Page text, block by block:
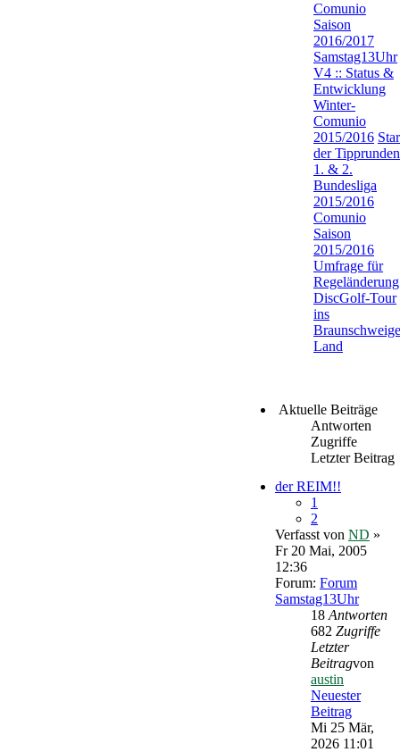
Comunio
Saison
2016/2017
Samstag13Uhr
V4 :: Status &
Entwicklung
Winter-
Comunio
2015/2016
der Tipprunden
1. & 2.
Bundesliga
2015/2016
Comunio
Saison
2015/2016
Umfrage für
Regeländerung
DiscGolf-Tour
ins
Land
Aktuelle Beiträge
Antworten
Zugriffe
Letzter Beitrag
der REIM!!
1
2
Verfasst von ND »
Fr 20 Mai, 2005
12:36
Forum: Forum
Samstag13Uhr
18 Antworten
682 Zugriffe
Letzter
Beitragvon
austin
Neuester
Beitrag
Mi 25 Mär,
2026 11:01